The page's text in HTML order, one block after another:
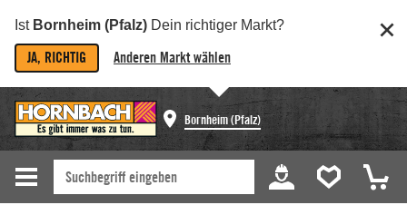
Ist Bornheim (Pfalz) Dein richtiger Markt?
JA, RICHTIG Anderen Markt wählen
Bornheim (Pfalz)